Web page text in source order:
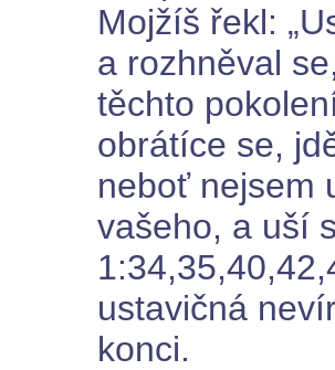
Mojžíš řekl:
a rozhněval
těchto
obrátíce se,
neboť nejsem
vašeho, a uší
ustavičná
konci.